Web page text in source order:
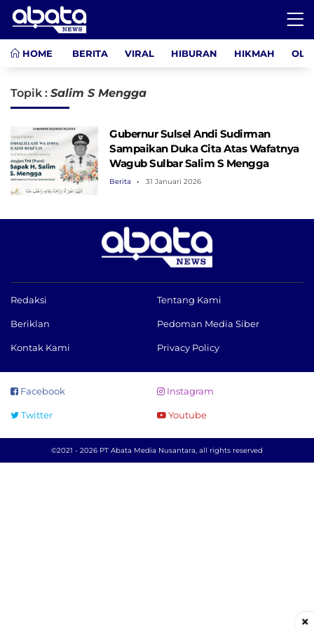
HOME BERITA VIRAL HIBURAN HIKMAH
Topik : Salim S Mengga
Gubernur Sulsel Andi Sudirman
Sampaikan Duka Cita Atas Wafatnya
Wagub Sulbar Salim S Mengga
Berita 31 Januari 2026
Redaksi Tentang Kami
Beriklan Pedoman Media Siber
Kontak Kami Privacy Policy
Facebook Instagram
Twitter Youtube
©2021 - 2026 PT Abata Media Nusantara, all rights reserved
×